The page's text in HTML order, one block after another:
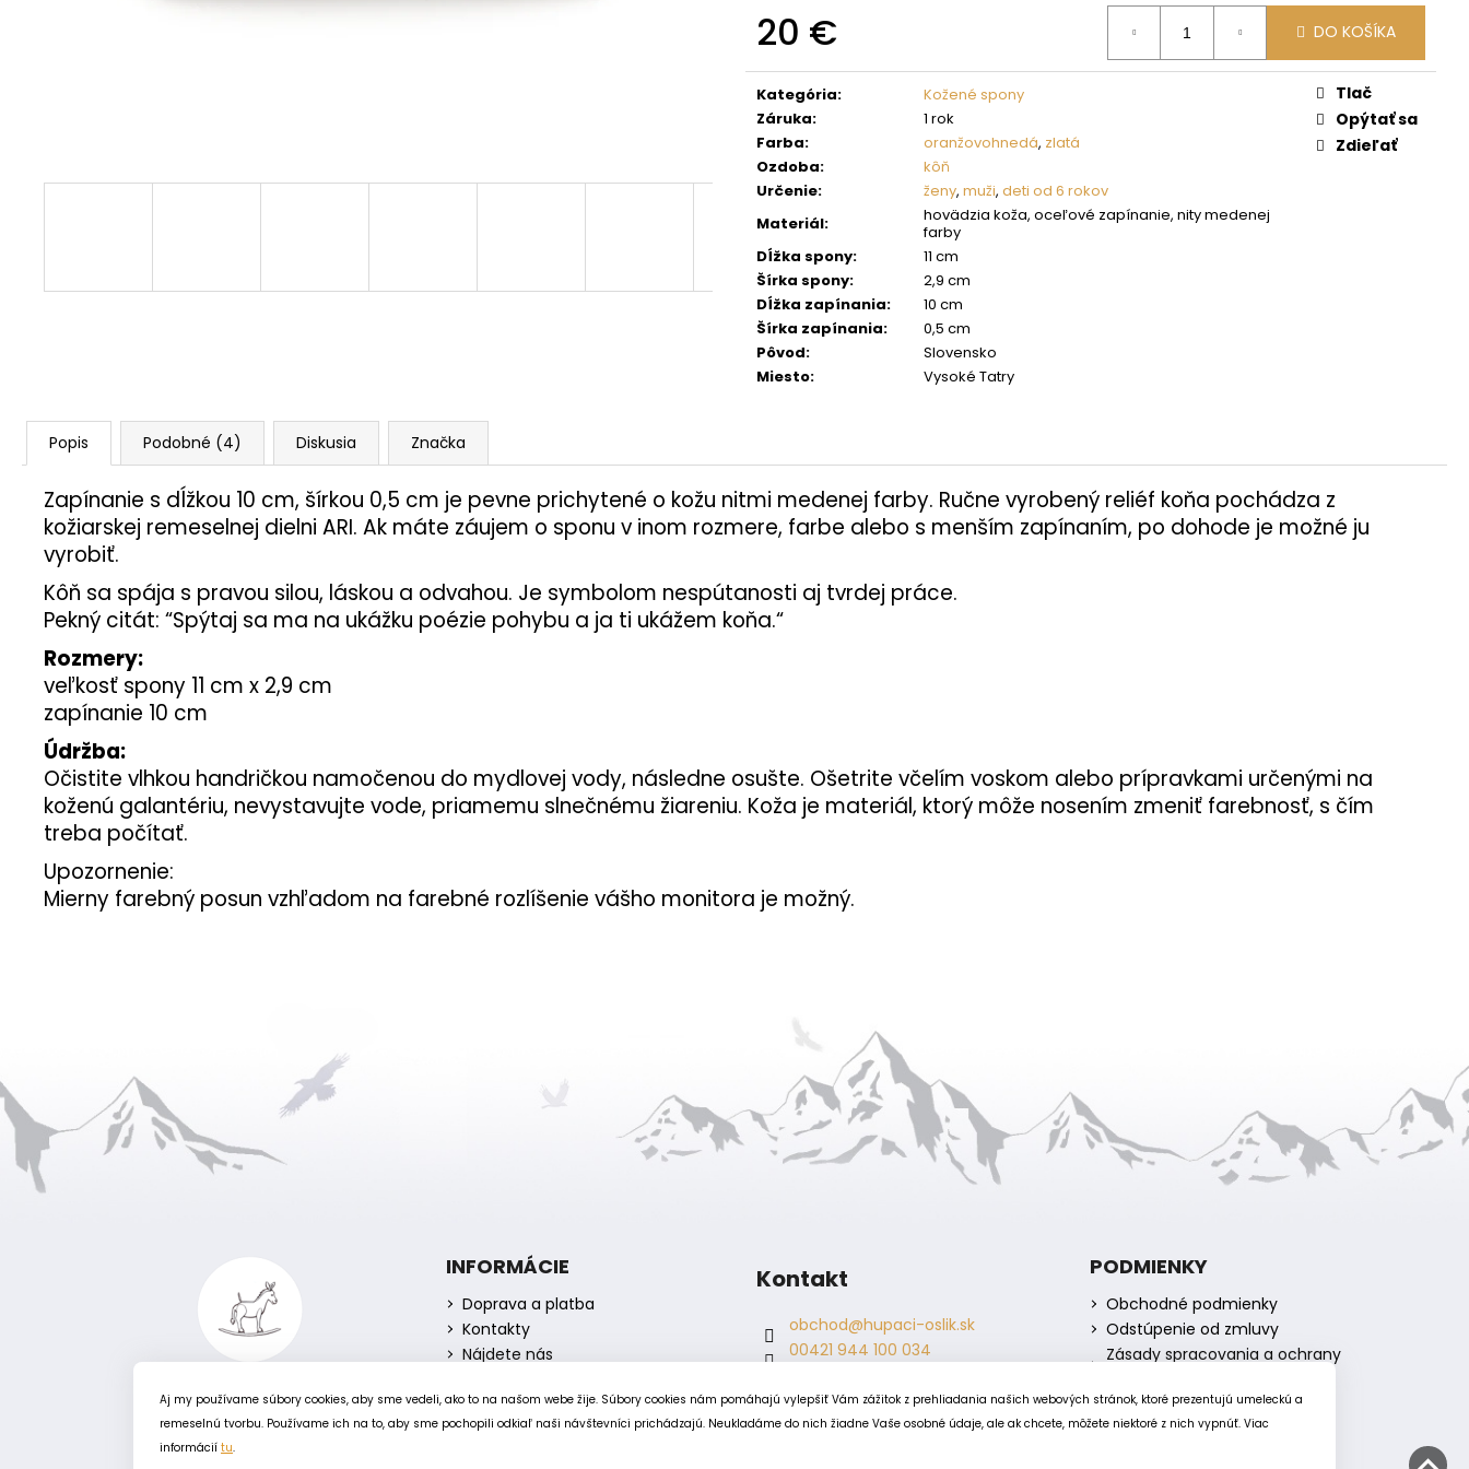
Aj my používame súbory cookies, aby sme vedeli, ako to na našom webe žije. Súbory cookies nám pomáhajú vylepšiť Vám zážitok z prehliadania našich webových stránok, ktoré prezentujú umeleckú a
remeselnú tvorbu. Používame ich na to, aby sme pochopili odkiaľ naši návštevníci prichádzajú. Neukladáme do nich žiadne Vaše osobné údaje, ale ak chcete, môžete niektoré z nich vypnúť. Viac
informácií tu.
20 €
cena:
DO KOŠÍKA
Kategória:
Kožené spony
Záruka:
1 rok
Farba: oranžovohnedá, zlatá
Ozdoba:
kôň
Určenie: ženy, muži, deti od 6 rokov
Materiál:
hovädzia koža, oceľové zapínanie, nity medenej
farby
Dĺžka spony:
11 cm
Šírka spony:
2,9 cm
Dĺžka zapínania:
10 cm
Šírka zapínania:
0,5 cm
Pôvod:
Slovensko
Miesto: Vysoké Tatry
Tlač
Opýtať sa
Zdieľať
Popis Podobné (4) Diskusia Značka
Zapínanie s dĺžkou 10 cm, šírkou 0,5 cm je pevne prichytené o kožu nitmi medenej farby. Ručne vyrobený reliéf koňa pochádza z
kožiarskej remeselnej dielni ARI. Ak máte záujem o sponu v inom rozmere, farbe alebo s menším zapínaním, po dohode je možné ju
vyrobiť.
Kôň sa spája s pravou silou, láskou a odvahou. Je symbolom nespútanosti aj tvrdej práce.
Pekný citát: “Spýtaj sa ma na ukážku poézie pohybu a ja ti ukážem koňa.“
Rozmery:
veľkosť spony 11 cm x 2,9 cm
zapínanie 10 cm
Údržba:
Očistite vlhkou handričkou namočenou do mydlovej vody, následne osušte. Ošetrite včelím voskom alebo prípravkami určenými na
koženú galantériu, nevystavujte vode, priamemu slnečnému žiareniu. Koža je materiál, ktorý môže nosením zmeniť farebnosť, s čím
treba počítať.
Upozornenie:
Mierny farebný posun vzhľadom na farebné rozlíšenie vášho monitora je možný.
INFORMÁCIE
Doprava a platba
Kontakty
Nájdete nás
Kontakt
obchod@hupaci-oslik.sk
00421 944 100 034
hupaci.oslik
dagmar.juricova
PODMIENKY
Obchodné podmienky
Odstúpenie od zmluvy
Zásady spracovania a ochrany
Zásady používania súborov
cookie